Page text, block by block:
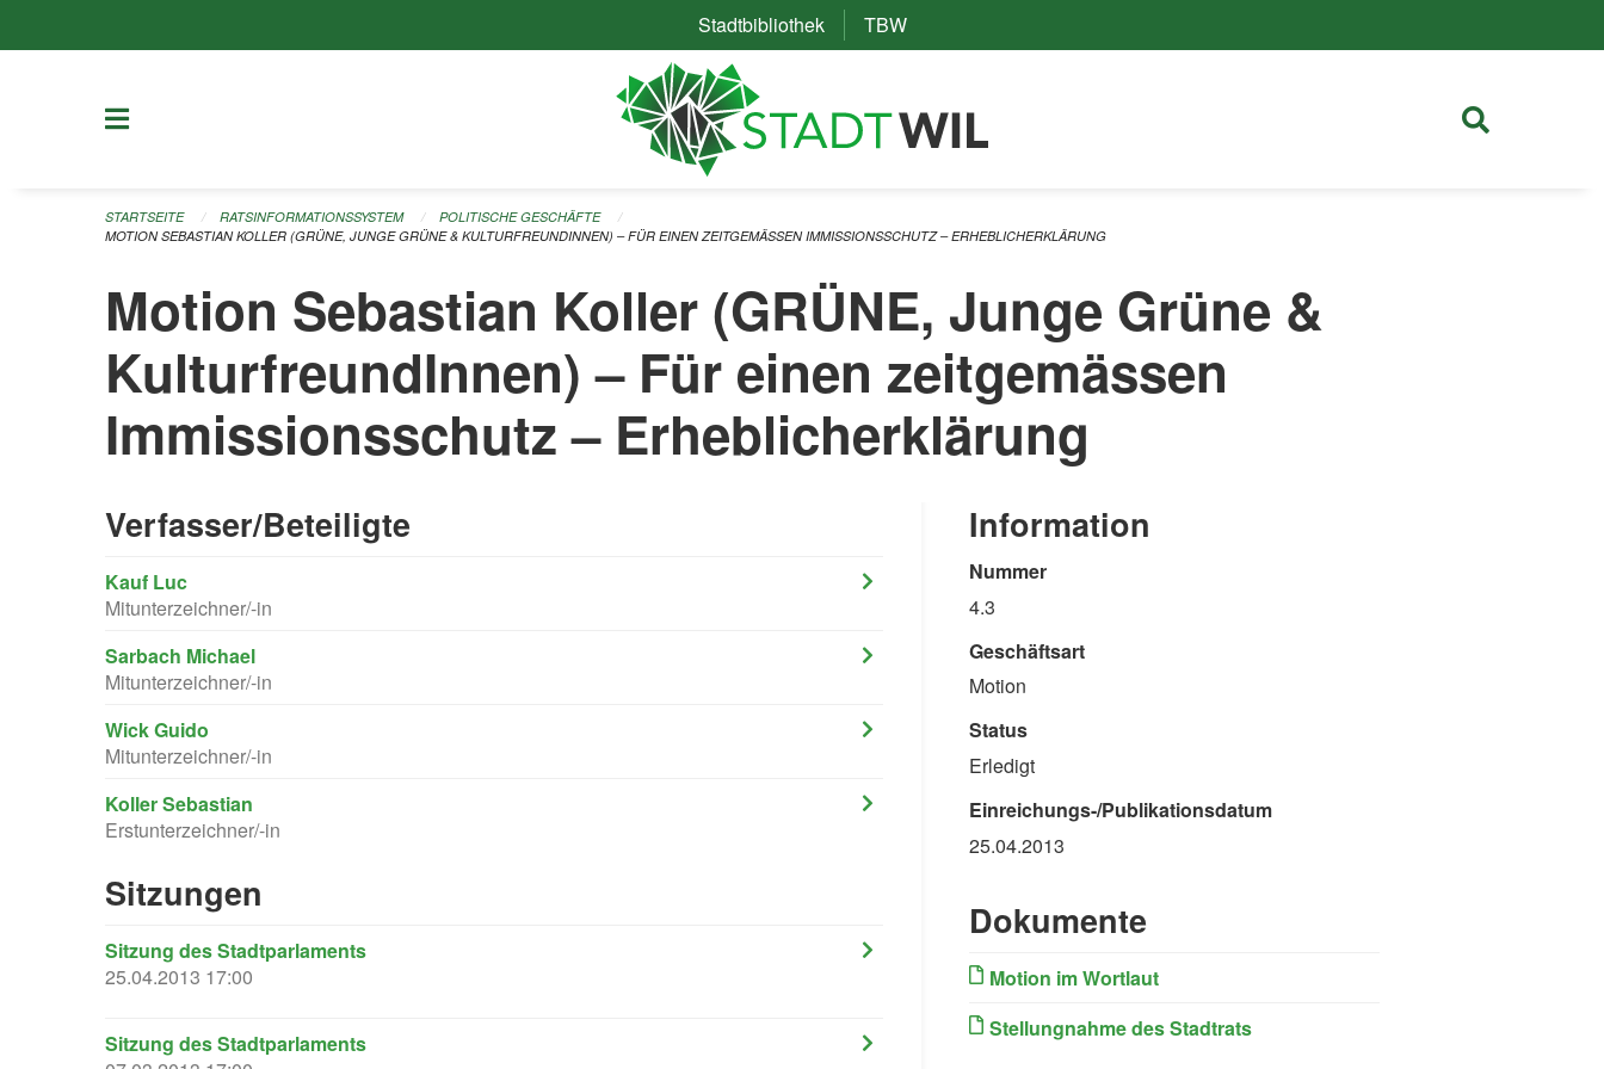
Stadtbibliothek(External Link)
TBW(External Link)
STARTSEITE RATSINFORMATIONSSYSTEM
POLITISCHE GESCHÄFTE
MOTION SEBASTIAN KOLLER (GRÜNE, JUNGE GRÜNE & KULTURFREUNDINNEN) – FÜR EINEN ZEITGEMÄSSEN IMMISSIONSSCHUTZ – ERHEBLICHERKLÄRUNG
Motion Sebastian Koller (GRÜNE, Junge Grüne &
KulturfreundInnen) – Für einen zeitgemässen
Immissionsschutz – Erheblicherklärung
Verfasser/Beteiligte
Kauf Luc
Mitunterzeichner/-in
Sarbach Michael
Mitunterzeichner/-in
Wick Guido
Mitunterzeichner/-in
Koller Sebastian
Erstunterzeichner/-in
Sitzungen
Sitzung des Stadtparlaments
25.04.2013 17:00
Sitzung des Stadtparlaments
Information
Nummer
4.3
Geschäftsart
Motion
Status
Erledigt
Einreichungs-/Publikationsdatum
25.04.2013
Dokumente
Motion im Wortlaut
Stellungnahme des Stadtrats